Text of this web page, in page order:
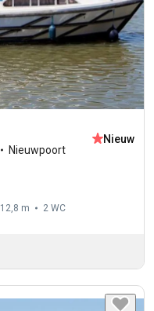
Nieuwpoort
Nieuw
12,8 m 2 WC